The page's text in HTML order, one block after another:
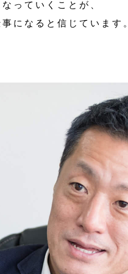
っていくことが、
になると信じています